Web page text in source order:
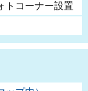
トコーナー設置